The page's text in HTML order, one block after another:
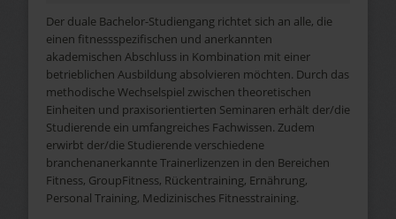
Der duale Bachelor-Studiengang richtet sich an alle, die
einen fitnessspezifischen und anerkannten
akademischen Abschluss in Kombination mit einer
betrieblichen Ausbildung absolvieren möchten. Durch das
methodische Wechselspiel zwischen theoretischen
Einheiten und praxisorientierten Seminaren erhält der/die
Studierende ein umfangreiches Fachwissen. Zudem
erwirbt der/die Studierende verschiedene
branchenanerkannte Trainerlizenzen in den Bereichen
Fitness, GroupFitness, Rückentraining, Ernährung,
Personal Training, Medizinisches Fitnesstraining.